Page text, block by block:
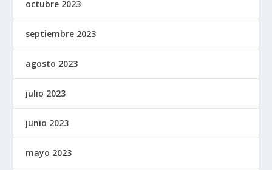
octubre 2023
septiembre 2023
agosto 2023
julio 2023
junio 2023
mayo 2023